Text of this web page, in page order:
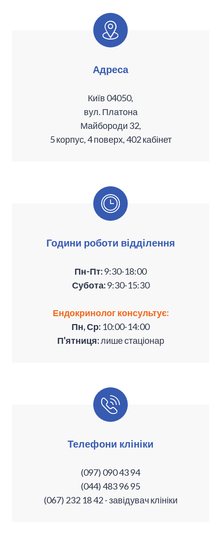
Адреса
Київ 04050,
вул. Платона
Майбороди 32,
5 корпус, 4 поверх, 402 кабінет
Години роботи відділення
Пн-Пт:9:30-18:00
Субота:9:30-15:30
Ендокринолог консультує:
Пн, Ср: 10:00-14:00
П'ятниця:лише стаціонар
Телефони клініки
(097) 090 43 94
(044) 483 96 95
(067) 232 18 42 - завідувач клініки